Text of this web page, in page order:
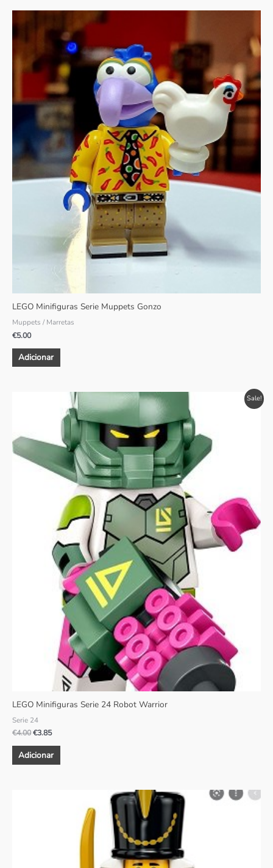
LEGO Minifiguras Serie Muppets Gonzo
Muppets / Marretas
€5.00
Adicionar
Sale!
LEGO Minifiguras Serie 24 Robot Warrior
Serie 24
€4.00€3.85
preço
atual
€3.85.
Adicionar